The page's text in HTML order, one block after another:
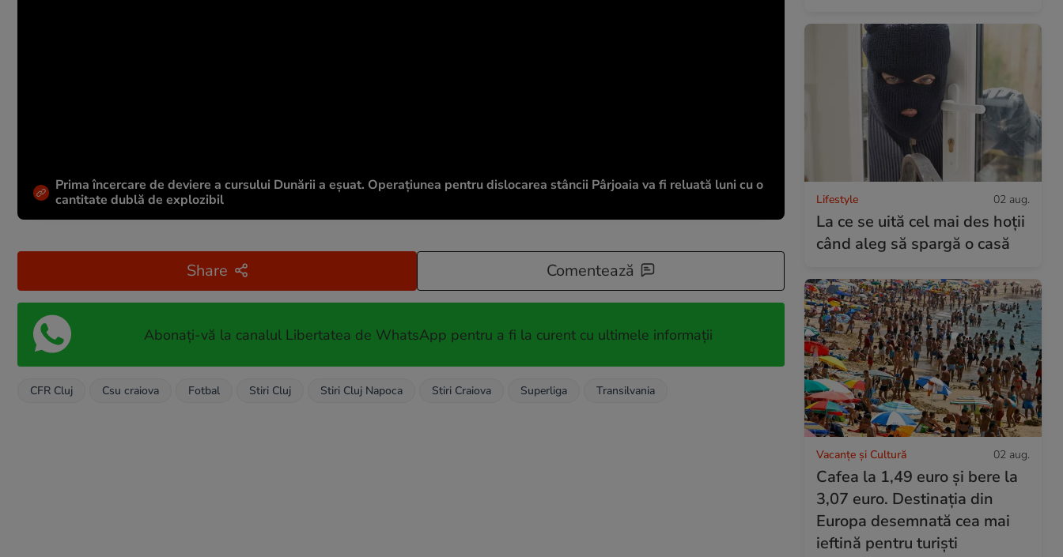
Prima încercare de deviere a cursului Dunării a eșuat. Operațiunea pentru dislocarea stâncii Pârjoaia va fi reluată luni cu o
cantitate dublă de explozibil
Share Comentează
Abonați-vă la canalul Libertatea de WhatsApp pentru a fi la curent cu ultimele informații
CFR Cluj Csu craiova Fotbal Stiri Cluj Stiri Cluj Napoca Stiri Craiova Superliga Transilvania
Lifestyle 02 aug.
La ce se uită cel mai des hoții
când aleg să spargă o casă
Vacanțe și Cultură 02 aug.
Cafea la 1,49 euro și bere la
3,07 euro. Destinația din
Europa desemnată cea mai
ieftină pentru turiști